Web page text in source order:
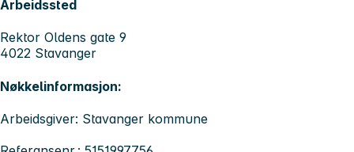
Arbeidssted
Rektor Oldens gate 9
4022 Stavanger
Nøkkelinformasjon:
Arbeidsgiver: Stavanger kommune